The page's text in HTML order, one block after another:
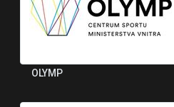
OLYMP